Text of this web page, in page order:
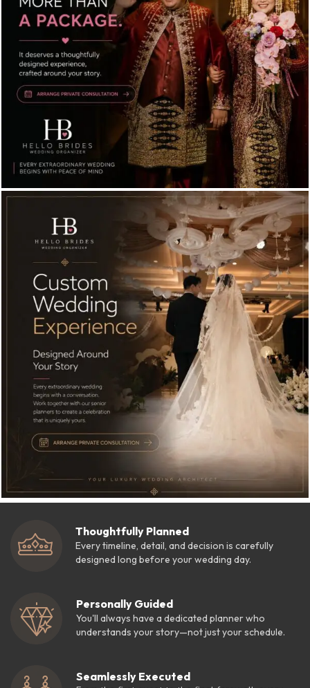
Thoughtfully Planned
Every timeline, detail, and decision is carefully
designed long before your wedding day.
Personally Guided
You'll always have a dedicated planner who
understands your story—not just your schedule.
Seamlessly Executed